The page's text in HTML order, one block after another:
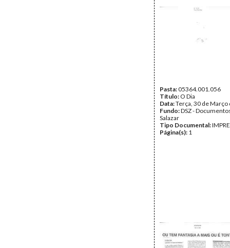
Pasta:05364.001.056
Título: O Dia
Data:Terça, 30 de Março
Fundo:DSZ -
Salazar
Tipo Documental:
Página(s): 1